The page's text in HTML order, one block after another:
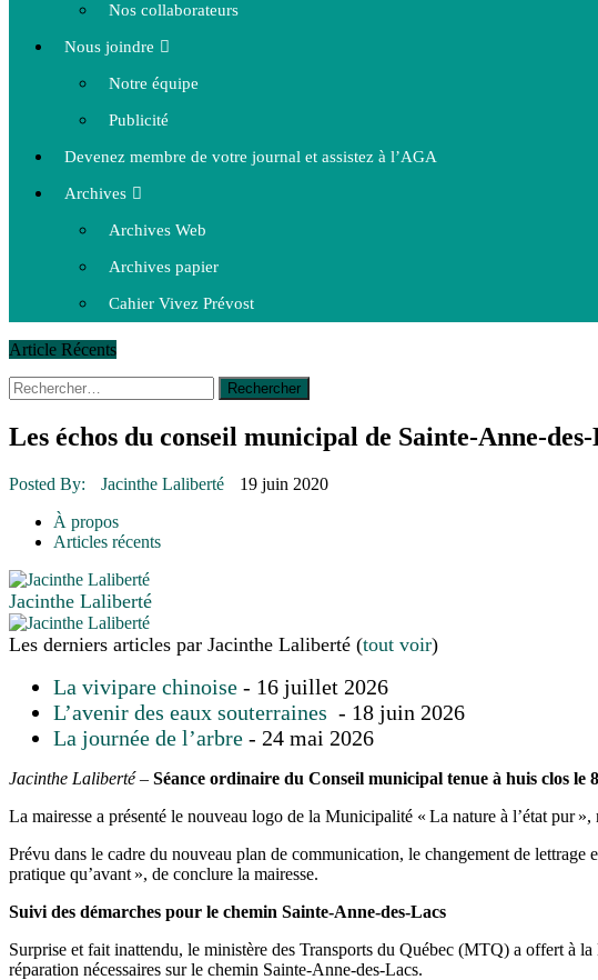
Nos collaborateurs
Nous joindre
Notre équipe
Publicité
Devenez membre de votre journal et assistez à l’AGA
Archives
Archives Web
Archives papier
Cahier Vivez Prévost
Article Récents
14 octobre 2015
La course de boîtes à savon du club Optimiste de Prévost
30 juin 2015
Fantaisie et créativité en mode jeunesse
16 juillet 2026 | Une Saint-Jean rassembleuse
16 juillet 2026
POLITIQUE
16 juillet 2026
16 juillet 2026
Rechercher :
Les échos du conseil municipal de Sainte-Anne-
Posted By: Jacinthe Laliberté
19 juin 2020
À propos
Articles récents
Jacinthe Laliberté
Les derniers articles par Jacinthe Laliberté (tout voir)
La vivipare chinoise - 16 juillet 2026
L’avenir des eaux souterraines - 18 juin 2026
La journée de l’arbre - 24 mai 2026
Jacinthe Laliberté– Séance ordinaire du Conseil municipal tenue à huis clos le
La mairesse a présenté le nouveau logo de la Municipalité « La nature à l’état pur
Prévu dans le cadre du nouveau plan de communication, le changement de
pratique qu’avant », de conclure la mairesse.
Suivi des démarches pour le chemin Sainte-Anne-des-Lacs
Surprise et fait inattendu, le ministère des Transports du Québec (MTQ) a offert à
réparation nécessaires sur le chemin Sainte-Anne-des-Lacs.